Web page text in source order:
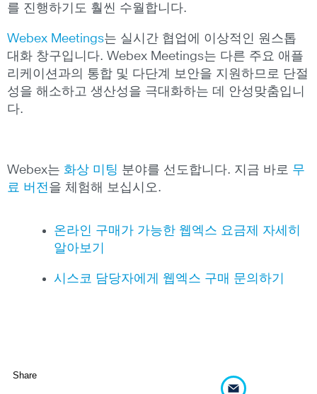
를 진행하기도 훨씬 수월합니다.
Webex Meetings는 실시간 협업에 이상적인 원스톱
대화 창구입니다. Webex Meetings는 다른 주요 애플
리케이션과의 통합 및 다단계 보안을 지원하므로 단절
성을 해소하고 생산성을 극대화하는 데 안성맞춤입니
다.
Webex는 화상 미팅 분야를 선도합니다. 지금 바로 무
료 버전을 체험해 보십시오.
온라인 구매가 가능한 웹엑스 요금제 자세히
알아보기
시스코 담당자에게 웹엑스 구매 문의하기
Share